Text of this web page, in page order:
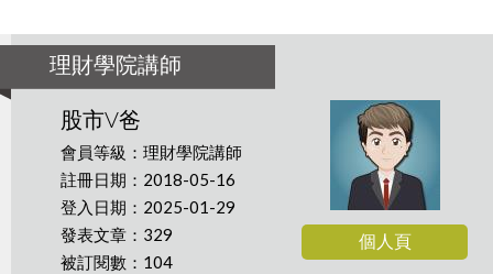
理財學院講師
股市V爸
會員等級：理財學院講師
註冊日期：2018-05-16
登入日期：2025-01-29
發表文章：329
被訂閱數：104
個人頁